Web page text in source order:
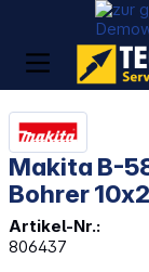
Makita B-
Bohrer
Artikel-Nr.:
806437